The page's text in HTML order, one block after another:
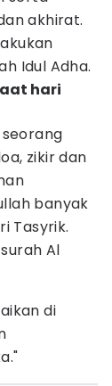
akhirat.
Idul Adha.
hari
seorang
zikir dan
banyak
Tasyrik.
Al
di